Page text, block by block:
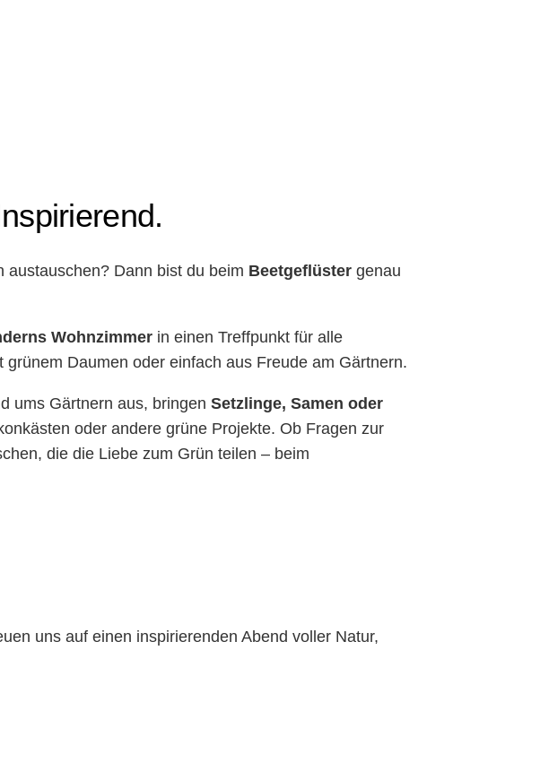
austauschen? Dann bist du beim Beetgeflüster genau
Wohnzimmer in einen Treffpunkt für alle
Daumen oder einfach aus Freude am Gärtnern.
ums Gärtnern aus, bringen Setzlinge, Samen oder
oder andere grüne Projekte. Ob Fragen zur
die die Liebe zum Grün teilen – beim
uns auf einen inspirierenden Abend voller Natur,